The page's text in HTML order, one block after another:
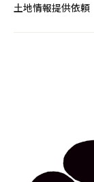
土地情報提供依頼